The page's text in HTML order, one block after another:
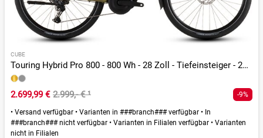
CUBE
Touring Hybrid Pro 800 - 800 Wh - 28 Zoll - Tiefeinsteiger - 2026
2.699,99 € 2.999,- €¹ -9%
• Versand verfügbar • Varianten in ###branch### verfügbar • In
###branch### nicht verfügbar • Varianten in Filialen verfügbar • Varianten
nicht in Filialen